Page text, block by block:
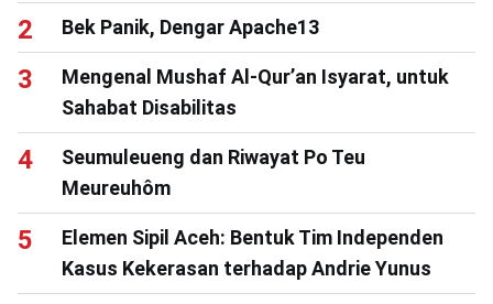
Bek Panik, Dengar Apache13
Mengenal Mushaf Al-Qur’an Isyarat, untuk
Sahabat Disabilitas
Seumuleueng dan Riwayat Po Teu
Meureuhôm
Elemen Sipil Aceh: Bentuk Tim Independen
Kasus Kekerasan terhadap Andrie Yunus